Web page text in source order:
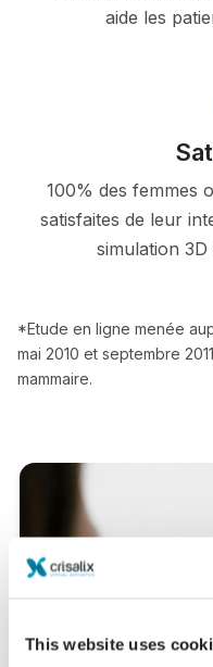
This website uses
aide les
100% des femmes
satisfaites de leur
simulation
*Etude en ligne menée
mai 2010 et septembre
mammaire.